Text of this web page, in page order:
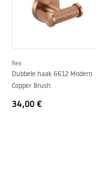
Montagewijze
Breedte
Diepte
Serie
Garantie
Rea
Dubbele haak 6612 Modern
Copper Brush
34,00 €